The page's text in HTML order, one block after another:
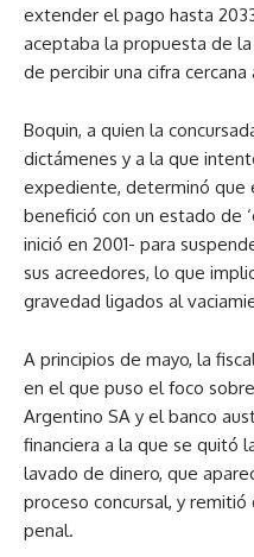
extender el pago hasta
aceptaba la propuesta de
de percibir una cifra
Boquin, a quien la
dictámenes y a la que
expediente, determinó que
benefició con un estado de
inició en 2001- para
sus acreedores, lo que
gravedad ligados al
A principios de mayo, la
en el que puso el foco
Argentino SA y el banco
financiera a la que se quitó
lavado de dinero, que
proceso concursal, y remitió
penal.